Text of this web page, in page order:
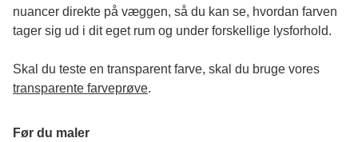
nuancer direkte på væggen, så du kan se, hvordan farven
tager sig ud i dit eget rum og under forskellige lysforhold.
transparente farveprøve.
Før du maler